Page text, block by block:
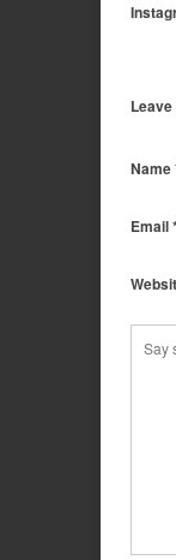
Name
Email